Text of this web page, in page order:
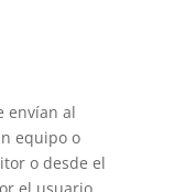
envían al
equipo o
o desde el